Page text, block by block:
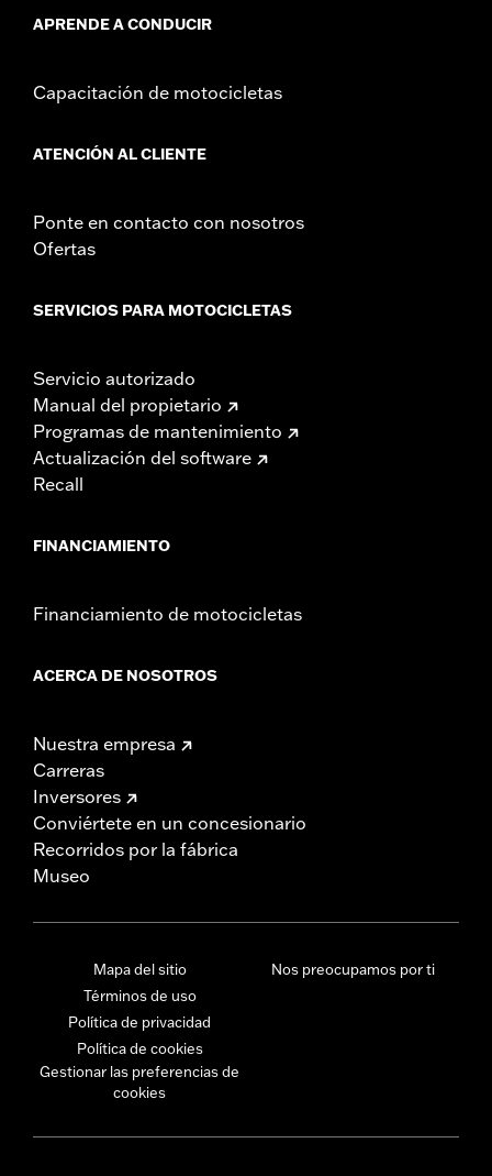
APRENDE A CONDUCIR
Capacitación de motocicletas
ATENCIÓN AL CLIENTE
Ponte en contacto con nosotros
Ofertas
SERVICIOS PARA MOTOCICLETAS
Servicio autorizado
Manual del propietario
Programas de mantenimiento
Actualización del software
Recall
FINANCIAMIENTO
Financiamiento de motocicletas
ACERCA DE NOSOTROS
Nuestra empresa
Carreras
Inversores
Conviértete en un concesionario
Recorridos por la fábrica
Museo
Mapa del sitio
Términos de uso
Política de privacidad
Política de cookies
Gestionar las preferencias de
cookies
Nos preocupamos por ti